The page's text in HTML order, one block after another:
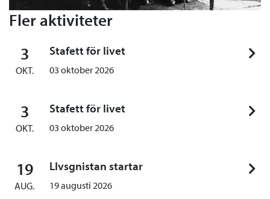
Fler aktiviteter
3
OKT.
Stafett för livet
03 oktober 2026
3
OKT.
Stafett för livet
03 oktober 2026
19
AUG.
LIvsgnistan startar
19 augusti 2026